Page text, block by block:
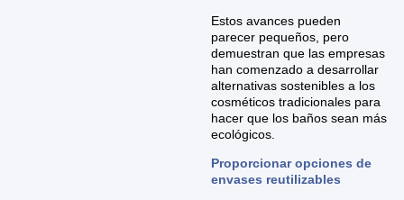
Estos avances pueden
parecer pequeños, pero
demuestran que las empresas
han comenzado a desarrollar
alternativas sostenibles a los
cosméticos tradicionales para
hacer que los baños sean más
ecológicos.
Proporcionar opciones de
envases reutilizables